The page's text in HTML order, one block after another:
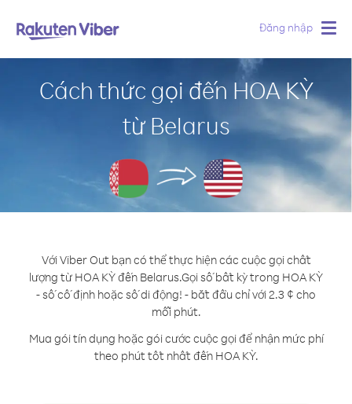
Đăng nhập
Cách thức gọi đến HOA KỲ
từ Belarus
Với Viber Out bạn có thể thực hiện các cuộc gọi chất
lượng từ HOA KỲ đến Belarus.Gọi số bất kỳ trong HOA KỲ
- số cố định hoặc số di động! - bắt đầu chỉ với 2.3 ¢ cho
mỗi phút.
Mua gói tín dụng hoặc gói cước cuộc gọi để nhận mức phí
theo phút tốt nhất đến HOA KỲ.